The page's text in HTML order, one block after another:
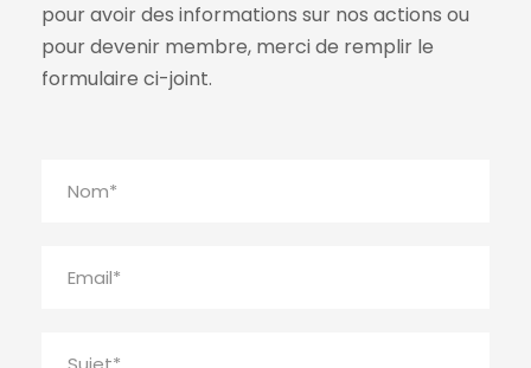
pour avoir des informations sur nos actions ou
pour devenir membre, merci de remplir le
formulaire ci-joint.